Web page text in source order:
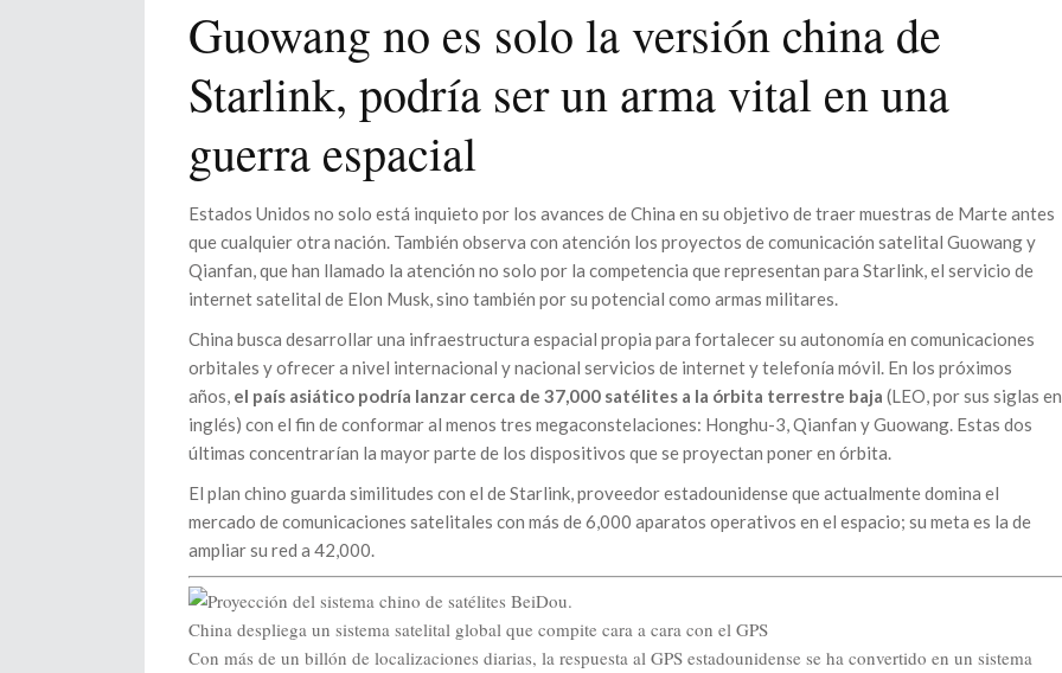
Guowang no es solo la versión china de
Starlink, podría ser un arma vital en una
guerra espacial
Estados Unidos no solo está inquieto por los avances de China en su objetivo de traer muestras de Marte antes
que cualquier otra nación. También observa con atención los proyectos de comunicación satelital Guowang y
Qianfan, que han llamado la atención no solo por la competencia que representan para Starlink, el servicio de
internet satelital de Elon Musk, sino también por su potencial como armas militares.
China busca desarrollar una infraestructura espacial propia para fortalecer su autonomía en comunicaciones
orbitales y ofrecer a nivel internacional y nacional servicios de internet y telefonía móvil. En los próximos
años, el país asiático podría lanzar cerca de 37,000 satélites a la órbita terrestre baja (LEO, por sus siglas en
inglés) con el fin de conformar al menos tres megaconstelaciones: Honghu-3, Qianfan y Guowang. Estas dos
últimas concentrarían la mayor parte de los dispositivos que se proyectan poner en órbita.
El plan chino guarda similitudes con el de Starlink, proveedor estadounidense que actualmente domina el
mercado de comunicaciones satelitales con más de 6,000 aparatos operativos en el espacio; su meta es la de
ampliar su red a 42,000.
China despliega un sistema satelital global que compite cara a cara con el GPS
Con más de un billón de localizaciones diarias, la respuesta al GPS estadounidense se ha convertido en un sistema